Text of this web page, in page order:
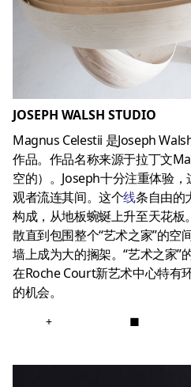
JOSEPH WALSH STUDIO
Magnus Celestii 是Joseph
作品。作品名称来源于拉丁文
空的）。Joseph十分注重体验
观者流连其间。这个线条自由的
构成，从地板蜿蜒上升至天花
散直到包围整个“艺术之家”的空
墙上成为大的搁架。“艺术之家”
在Roche Court新艺术中心特有
的机会。
+ ■